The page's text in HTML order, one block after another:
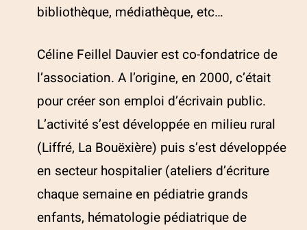
bibliothèque, médiathèque, etc…
Céline Feillel Dauvier est co-fondatrice de
l’association. A l’origine, en 2000, c’était
pour créer son emploi d’écrivain public.
L’activité s’est développée en milieu rural
(Liffré, La Bouëxière) puis s’est développée
en secteur hospitalier (ateliers d’écriture
chaque semaine en pédiatrie grands
enfants, hématologie pédiatrique de